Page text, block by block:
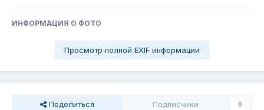
ИНФОРМАЦИЯ О ФОТО
Просмотр полной EXIF информации
Поделиться Подписчики 0